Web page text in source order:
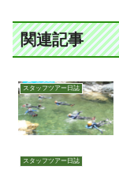
関連記事
スタッフツアー日誌
スタッフツアー日誌